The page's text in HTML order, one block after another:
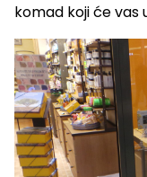
komad koji će vas